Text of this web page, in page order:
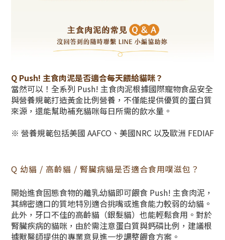
Q Push! 主食肉泥是否適合每天餵給貓咪？
當然可以！全系列 Push! 主食肉泥根據國際寵物食品安全
與營養規範打造黃金比例營養，不僅能提供優質的蛋白質
來源，還能幫助補充貓咪每日所需的飲水量。
※ 營養規範包括美國 AAFCO、美國NRC 以及歐洲 FEDIAF
Q 幼貓 / 高齡貓 / 腎臟病貓是否適合食用噗滋包？
開始進食固態食物的離乳幼貓即可餵食 Push! 主食肉泥，
其綿密適口的質地特別適合挑嘴或進食能力較弱的幼貓。
此外，牙口不佳的高齡貓（銀髮貓）也能輕鬆食用。對於
腎臟疾病的貓咪，由於需注意蛋白質與鈣磷比例，建議根
據獸醫師提供的專業意見進一步調整餵食方案。